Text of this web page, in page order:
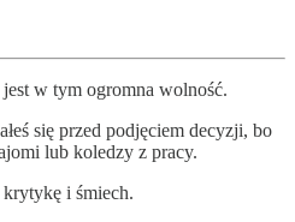
w tym ogromna wolność.
się przed podjęciem decyzji, bo
lub koledzy z pracy.
krytykę i śmiech.